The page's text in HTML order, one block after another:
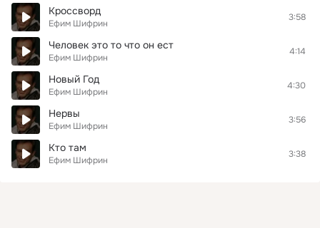
Кроссворд
Ефим Шифрин
3:58
Человек это то что он ест
Ефим Шифрин
4:14
Новый Год
Ефим Шифрин
4:30
Нервы
Ефим Шифрин
3:56
Кто там
Ефим Шифрин
3:38